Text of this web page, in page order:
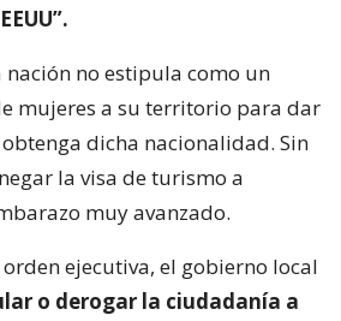
nación no estipula como un
mujeres a su territorio para dar
dicha nacionalidad. Sin
la visa de turismo a
muy avanzado.
ejecutiva, el gobierno local
o derogar la ciudadanía a